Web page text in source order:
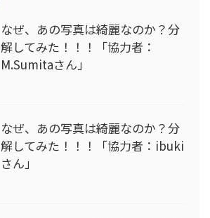
なぜ、あの写真は綺麗なのか？分
解してみた！！！「協力者：
M.Sumitaさん」
なぜ、あの写真は綺麗なのか？分
解してみた！！！「協力者：ibuki
さん」